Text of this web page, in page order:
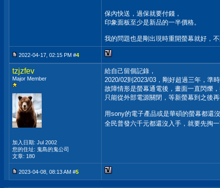
保內快送，過保就要付錢，
印象面板至少是新品的一半價格。
我的問題也是剛出現時重開螢幕就好，
2022-04-17, 02:15 PM #4
tzjzfev
Major Member
加入日期: Jul 2002
您的住址: 鬼島的鬼公司
文章: 180
給自己留個記錄，
2020/02到2023/03，剛好超過三年，準
故障情形是螢幕通電後，畫面一直閃爍
只能從外部電源關閉，等新螢幕到之後
用sony的電子產品或是華碩的螢幕都還
全民普發六千元都還沒入手，就要先掏
2023-04-08, 08:13 AM #5